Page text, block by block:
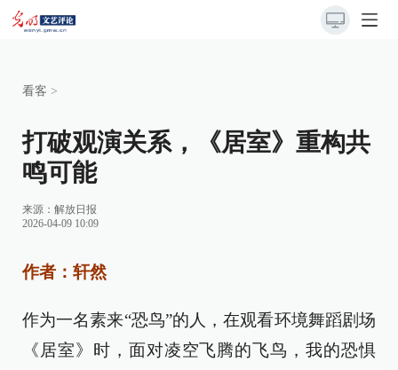
看客 >
打破观演关系，《居室》重构共
鸣可能
来源： 解放日报
2026-04-09 10:09
作者：轩然
作为一名素来“恐鸟”的人，在观看环境舞蹈剧场
《居室》时，面对凌空飞腾的飞鸟，我的恐惧